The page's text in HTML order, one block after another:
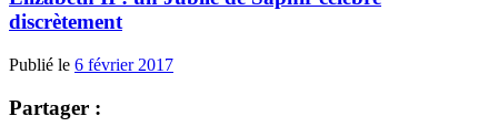
discrètement
Publié le 6 février 2017
Partager :